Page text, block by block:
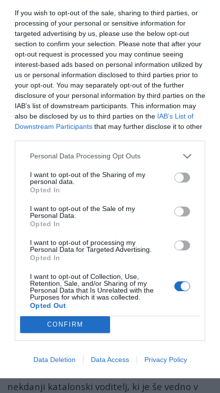
If you wish to opt-out of the sale, sharing to third parties, or
processing of your personal or sensitive information for
targeted advertising by us, please use the below opt-out
section to confirm your selection. Please note that after your
opt-out request is processed you may continue seeing
interest-based ads based on personal information utilized by
us or personal information disclosed to third parties prior to
your opt-out. You may separately opt-out of the further
disclosure of your personal information by third parties on the
IAB’s list of downstream participants. This information may
also be disclosed by us to third parties on the IAB’s List of
Downstream Participants that may further disclose it to other
Personal Data Processing Opt Outs
I want to opt-out of the Sharing of my
personal data.
Opted In
I want to opt-out of the Sale of my
Personal Data.
Opted In
I want to opt-out of processing my
Personal Data for Targeted Advertising.
Opted In
I want to opt-out of Collection, Use,
Retention, Sale, and/or Sharing of my
Personal Data that Is Unrelated with the
Purposes for which it was collected.
Opted Out
CONFIRM
Data Deletion Data Access Privacy Policy
upiranje" z namenom kršitve ustave ali
razglasitve neodvisnosti dela ozemlja.
Šestim od 18 voditeljev bodo sodili zaradi
nepokorščine in jim grozi zgolj globa.
Tožilstvo je višino zahtevane kazni objavilo,
potem ko je špansko vrhovno sodišče pretekli
teden sporočilo, da bo moralo 18 nekdanjih
katalonskih političnih in civilnodružbenih
voditeljev sesti na zatožno klop. Sojenje bi se
lahko začelo v začetku leta 2019.
Med njimi ni nekdanjega katalonskega
predsednikaCarlesa Puigdemonta, saj
nekdanji katalonski voditelj, ki je še vedno v